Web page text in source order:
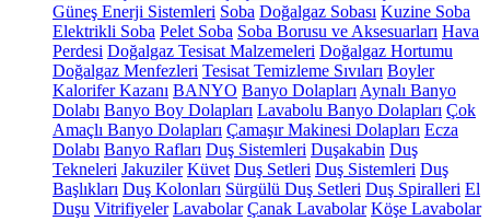
Güneş Enerji Sistemleri Soba Doğalgaz Sobası Kuzine Soba
Elektrikli Soba Pelet Soba Soba Borusu ve Aksesuarları Hava
Perdesi Doğalgaz Tesisat Malzemeleri Doğalgaz Hortumu
Doğalgaz Menfezleri Tesisat Temizleme Sıvıları Boyler
Kalorifer Kazanı BANYO Banyo Dolapları Aynalı Banyo
Dolabı Banyo Boy Dolapları Lavabolu Banyo Dolapları Çok
Amaçlı Banyo Dolapları Çamaşır Makinesi Dolapları Ecza
Dolabı Banyo Rafları Duş Sistemleri Duşakabin Duş
Tekneleri Jakuziler Küvet Duş Setleri Duş Sistemleri Duş
Başlıkları Duş Kolonları Sürgülü Duş Setleri Duş Spiralleri El
Duşu Vitrifiyeler Lavabolar Çanak Lavabolar Köşe Lavabolar